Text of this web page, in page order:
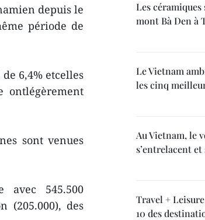
depuis le
période de
6,4% etcelles
ontlégèrement
sont venues
avec 545.500
(205.000), des
Les
mont Bà Den à
Le Vietnam
les cinq
Au Vietnam, le
s’entrelacent
Travel +
10 des